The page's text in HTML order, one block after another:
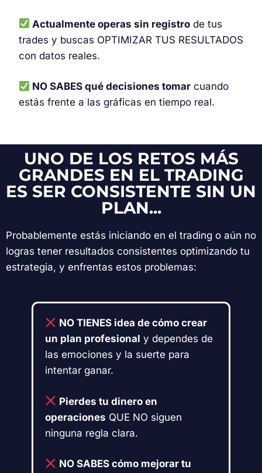
Actualmente operas sin registro de tus
trades y buscas OPTIMIZAR TUS RESULTADOS
con datos reales.
NO SABES qué decisiones tomar cuando
estás frente a las gráficas en tiempo real.
UNO DE LOS RETOS MÁS
GRANDES EN EL TRADING
ES SER CONSISTENTE SIN UN
PLAN...
Probablemente estás iniciando en el trading o aún no
logras tener resultados consistentes optimizando tu
estrategia, y enfrentas estos problemas:
NO TIENES idea de cómo crear
un plan profesional y dependes de
las emociones y la suerte para
intentar ganar.
Pierdes tu dinero en
operaciones QUE NO siguen
ninguna regla clara.
NO SABES cómo mejorar tu